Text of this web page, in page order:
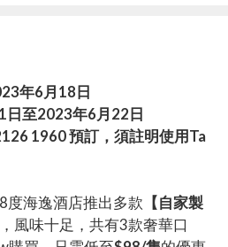
年6月18日
日至2023年6月22日
1960 預訂，須註明使用Ta
度海逸酒店推出多款 【自家製
風味十足，共有3款奢華口